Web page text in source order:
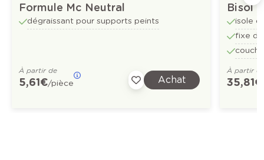
Formule Mc Neutral
dégraissant pour supports peints
À partir de
5,61 €/pièce Achat
Bisol
isole
fixe
À partir
35,81 €